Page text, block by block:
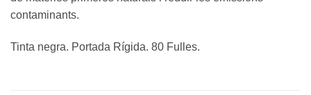
contaminants.
Tinta negra. Portada Rígida. 80 Fulles.